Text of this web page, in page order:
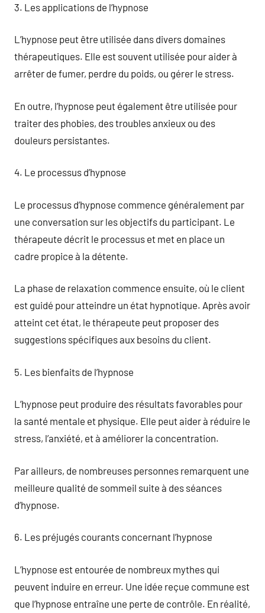
3. Les applications de l’hypnose
L’hypnose peut être utilisée dans divers domaines
thérapeutiques. Elle est souvent utilisée pour aider à
arrêter de fumer, perdre du poids, ou gérer le stress.
En outre, l’hypnose peut également être utilisée pour
traiter des phobies, des troubles anxieux ou des
douleurs persistantes.
4. Le processus d’hypnose
Le processus d’hypnose commence généralement par
une conversation sur les objectifs du participant. Le
thérapeute décrit le processus et met en place un
cadre propice à la détente.
La phase de relaxation commence ensuite, où le client
est guidé pour atteindre un état hypnotique. Après avoir
atteint cet état, le thérapeute peut proposer des
suggestions spécifiques aux besoins du client.
5. Les bienfaits de l’hypnose
L’hypnose peut produire des résultats favorables pour
la santé mentale et physique. Elle peut aider à réduire le
stress, l’anxiété, et à améliorer la concentration.
Par ailleurs, de nombreuses personnes remarquent une
meilleure qualité de sommeil suite à des séances
d’hypnose.
6. Les préjugés courants concernant l’hypnose
L’hypnose est entourée de nombreux mythes qui
peuvent induire en erreur. Une idée reçue commune est
que l’hypnose entraîne une perte de contrôle. En réalité,